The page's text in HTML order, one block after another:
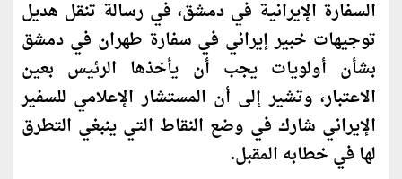
السفارة الإيرانية في دمشق، في رسالة تنقل هديل
توجيهات خبير إيراني في سفارة طهران في دمشق
بشأن أولويات يجب أن يأخذها الرئيس بعين
الاعتبار، وتشير إلى أن المستشار الإعلامي للسفير
الإيراني شارك في وضع النقاط التي ينبغي التطرق
لها في خطابه المقبل.